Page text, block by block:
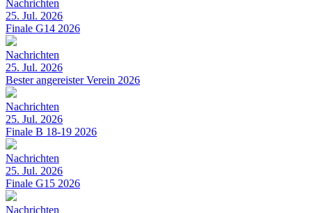
Nachrichten
25. Jul. 2026
Finale G14 2026
Nachrichten
25. Jul. 2026
Bester angereister Verein 2026
Nachrichten
25. Jul. 2026
Finale B 18-19 2026
Nachrichten
25. Jul. 2026
Finale G15 2026
Nachrichten